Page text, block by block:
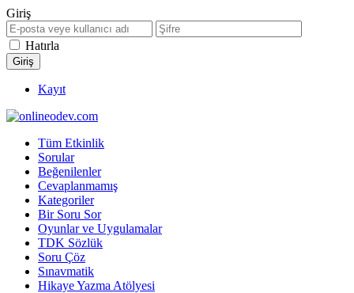
Giriş
Hatırla
Kayıt
Tüm Etkinlik
Sorular
Beğenilenler
Cevaplanmamış
Kategoriler
Bir Soru Sor
Oyunlar ve Uygulamalar
TDK Sözlük
Soru Çöz
Sınavmatik
Hikaye Yazma Atölyesi